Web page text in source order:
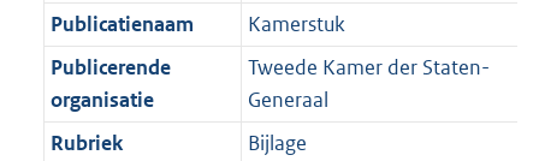
a
a
t
1
K
b
:
1
K
b
Publicatienaam
Kamerstuk
Publicerende
organisatie
Tweede Kamer der Staten-
Generaal
Rubriek
Bijlage